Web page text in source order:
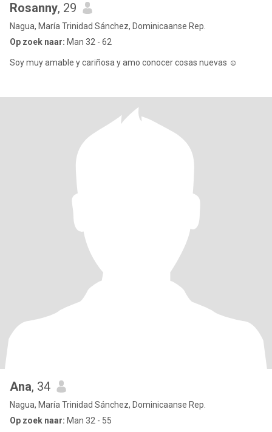
Rosanny, 29
Nagua, María Trinidad Sánchez, Dominicaanse Rep.
Op zoek naar: Man 32 - 62
Soy muy amable y cariñosa y amo conocer cosas nuevas ☺️
Ana, 34
Nagua, María Trinidad Sánchez, Dominicaanse Rep.
Op zoek naar: Man 32 - 55